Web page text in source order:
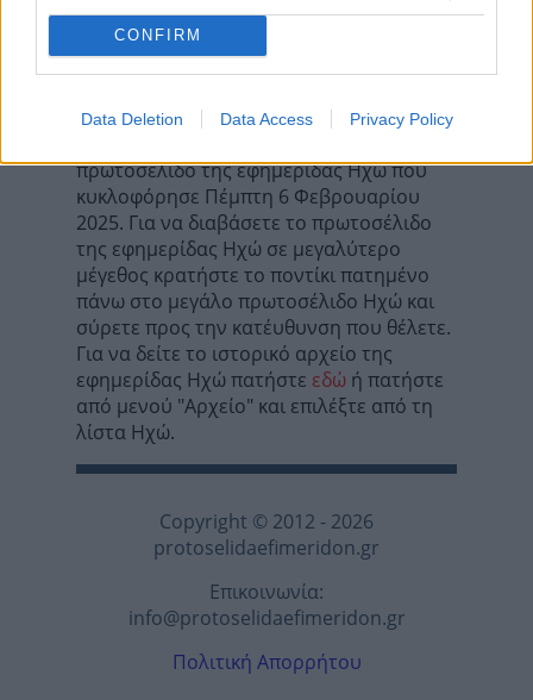
CONFIRM
Data Deletion Data Access Privacy Policy
Τα σχόλια έχουν απενεργοποιηθεί για
όλους προσωρινά!
πρωτοσέλιδο της εφημερίδας Ηχώ που
κυκλοφόρησε Πέμπτη 6 Φεβρουαρίου
2025. Για να διαβάσετε το πρωτοσέλιδο
της εφημερίδας Ηχώ σε μεγαλύτερο
μέγεθος κρατήστε το ποντίκι πατημένο
πάνω στο μεγάλο πρωτοσέλιδο Ηχώ και
σύρετε προς την κατέυθυνση που θέλετε.
Για να δείτε το ιστορικό αρχείο της
εφημερίδας Ηχώ πατήστε εδώ ή πατήστε
από μενού "Αρχείο" και επιλέξτε από τη
λίστα Ηχώ.
Copyright © 2012 - 2026
protoselidaefimeridon.gr
Επικοινωνία:
info@protoselidaefimeridon.gr
Πολιτική Απορρήτου